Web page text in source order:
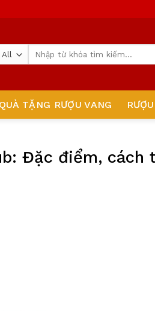
TẶNG RƯỢU VANG
Đặc điểm, cách